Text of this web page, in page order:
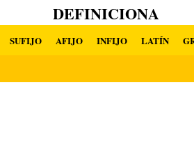
DEFINICIONA
SUFIJO AFIJO INFIJO LATÍN